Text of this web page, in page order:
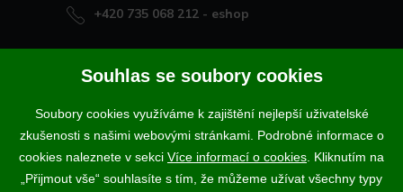
+420 735 068 212 - eshop
Naše vína offline
Vinotéka Rakvice
>
Vinotéky a degustační centra
>
Podle zákona o evidenci tržeb je prodávající povinen vystavit
Souhlas se soubory cookies
Soubory cookies využíváme k zajištění nejlepší uživatelské
zkušenosti s našimi webovými stránkami. Podrobné informace o
cookies naleznete v sekci Více informací o cookies . Kliknutím na
„Přijmout vše“ souhlasíte s tím, že můžeme užívat všechny typy